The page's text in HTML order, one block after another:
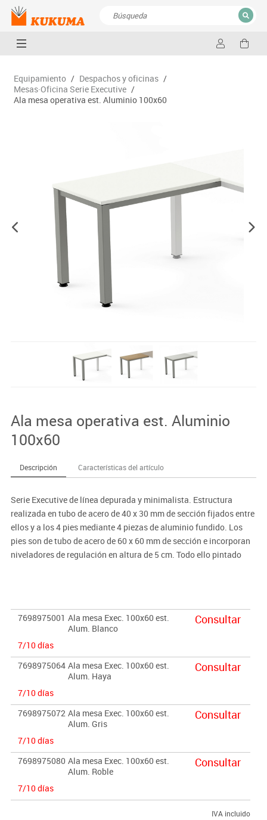
CERRAR
Equipamiento / Despachos y oficinas /
Mesas·Oficina Serie Executive /
Ala mesa operativa est. Aluminio 100x60
Ala mesa operativa est. Aluminio
100x60
Descripción Características del artículo
Serie Executive de línea depurada y minimalista. Estructura
realizada en tubo de acero de 40 x 30 mm de sección fijados entre
ellos y a los 4 pies mediante 4 piezas de aluminio fundido. Los
pies son de tubo de acero de 60 x 60 mm de sección e incorporan
niveladores de regulación en altura de 5 cm. Todo ello pintado
Roble.
·Soporte de CPU metálico
· Faldón metálico(Ver producto)
· Separador de melamina(Ver producto)
· Buck colgado de 2 cajones
· Sistema de electrificación(Ver producto)
7698975001 Ala mesa Exec. 100x60 est.
Alum. Blanco
7/10 días
Consultar
7698975064 Ala mesa Exec. 100x60 est.
Alum. Haya
7/10 días
Consultar
7698975072 Ala mesa Exec. 100x60 est.
Alum. Gris
7/10 días
Consultar
7698975080 Ala mesa Exec. 100x60 est.
Alum. Roble
7/10 días
Consultar
IVA incluido